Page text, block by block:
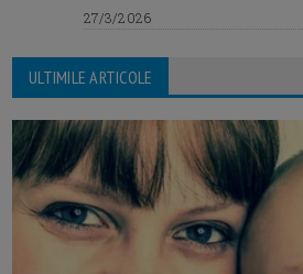
27/3/2026
ULTIMILE ARTICOLE